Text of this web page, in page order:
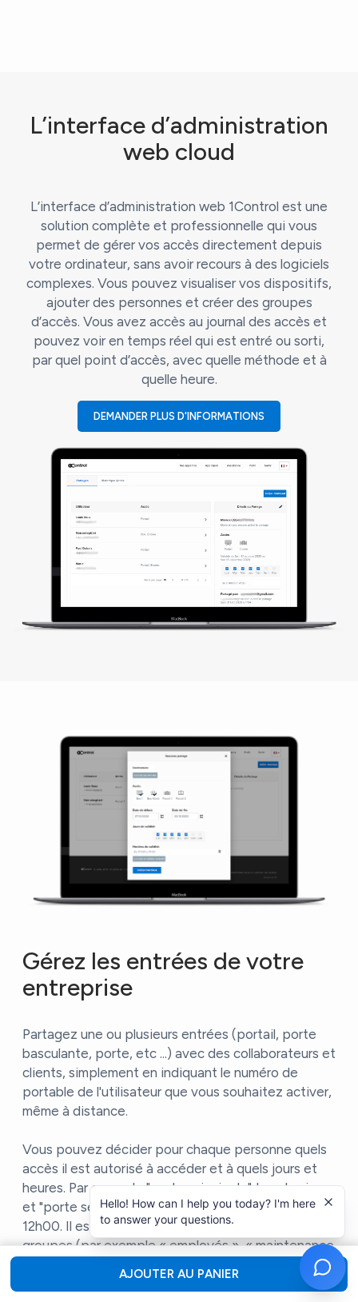
AJOUTER AU PANIER
L’interface d’administration
web cloud
L’interface d’administration web 1Control est une
solution complète et professionnelle qui vous
permet de gérer vos accès directement depuis
votre ordinateur, sans avoir recours à des logiciels
complexes. Vous pouvez visualiser vos dispositifs,
ajouter des personnes et créer des groupes
d’accès. Vous avez accès au journal des accès et
pouvez voir en temps réel qui est entré ou sorti,
par quel point d’accès, avec quelle méthode et à
quelle heure.
DEMANDER PLUS D'INFORMATIONS
Gérez les entrées de votre
entreprise
Partagez une ou plusieurs entrées (portail, porte
basculante, porte, etc ...) avec des collaborateurs et
clients, simplement en indiquant le numéro de
portable de l'utilisateur que vous souhaitez activer,
même à distance.
Vous pouvez décider pour chaque personne quels
accès il est autorisé à accéder et à quels jours et
heures. Par exemple "porte principale" tous les jours
et "porte secondaire" les mardis et jeudis de 9h00 à
12h00. Il est également possible de créer des
groupes (par exemple « employés », « maintenance
», ...) pour attribuer en une seule fois des droits
d’accès à plusieurs utilisateurs.
Hello! How can I help you today? I'm here
to answer your questions.